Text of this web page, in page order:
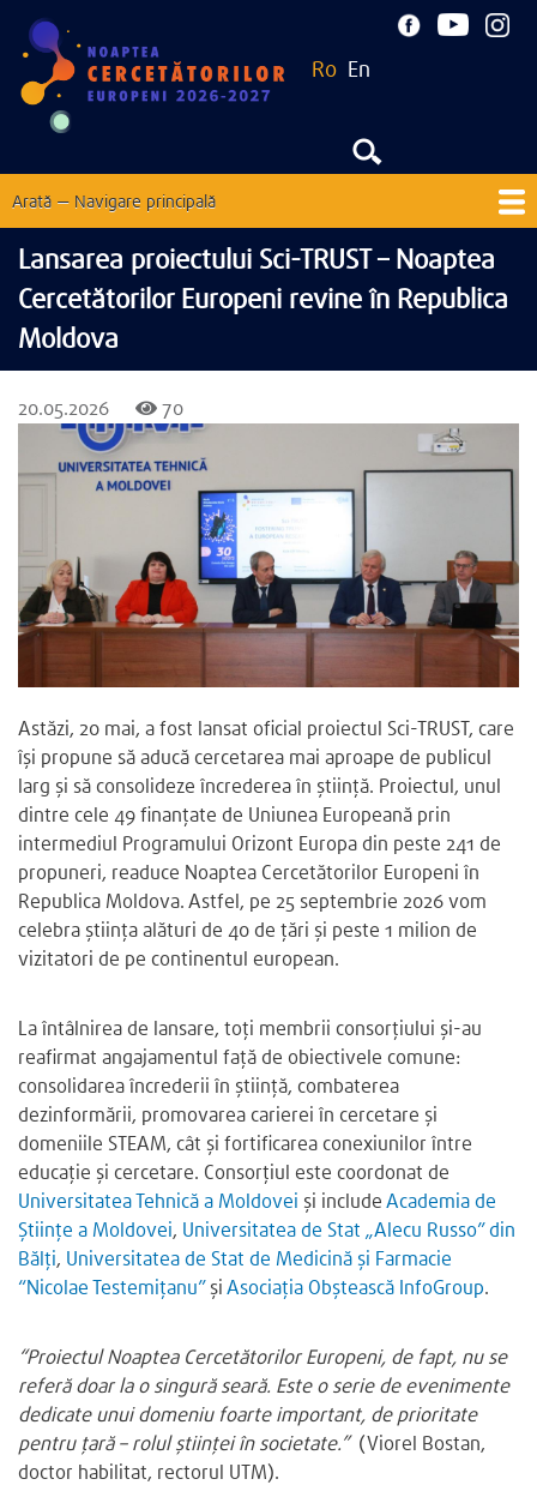
conţinutul
principal
Ro En
Navigare
Arată — Navigare principală
Acasă
Despre
Ediții precedente
Noutăți
EU Corner
Contacte
Lansarea proiectului Sci-TRUST – Noaptea
Cercetătorilor Europeni revine în Republica
Moldova
20.05.2026 70
Astăzi, 20 mai, a fost lansat oficial proiectul Sci-TRUST, care
își propune să aducă cercetarea mai aproape de publicul
larg și să consolideze încrederea în știință. Proiectul, unul
dintre cele 49 finanțate de Uniunea Europeană prin
intermediul Programului Orizont Europa din peste 241 de
propuneri, readuce Noaptea Cercetătorilor Europeni în
Republica Moldova. Astfel, pe 25 septembrie 2026 vom
celebra știința alături de 40 de țări și peste 1 milion de
vizitatori de pe continentul european.
La întâlnirea de lansare, toți membrii consorțiului și-au
reafirmat angajamentul față de obiectivele comune:
consolidarea încrederii în știință, combaterea
dezinformării, promovarea carierei în cercetare și
domeniile STEAM, cât și fortificarea conexiunilor între
educație și cercetare. Consorțiul este coordonat de
Universitatea Tehnică a Moldovei și includeAcademia de
Științe a Moldovei, Universitatea de Stat „Alecu Russo” din
Bălți, Universitatea de Stat de Medicină și Farmacie
“Nicolae Testemițanu”șiAsociația Obștească InfoGroup.
“Proiectul Noaptea Cercetătorilor Europeni, de fapt, nu se
referă doar la o singură seară. Este o serie de evenimente
dedicate unui domeniu foarte important, de prioritate
pentru țară – rolul științei în societate.” (Viorel Bostan,
doctor habilitat, rectorul UTM).